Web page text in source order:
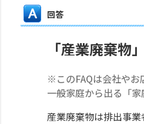
回答
「産業廃棄物
※このFAQは会社やお
一般家庭から出る「
産業廃棄物は排出事